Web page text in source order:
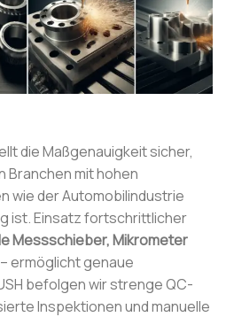
die Maßgenauigkeit sicher,
Branchen mit hohen
wie der Automobilindustrie
ist. Einsatz fortschrittlicher
Messschieber, Mikrometer
– ermöglicht genaue
befolgen wir strenge QC-
Inspektionen und manuelle